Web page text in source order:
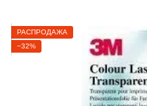
РАСПРОДАЖА
−32%